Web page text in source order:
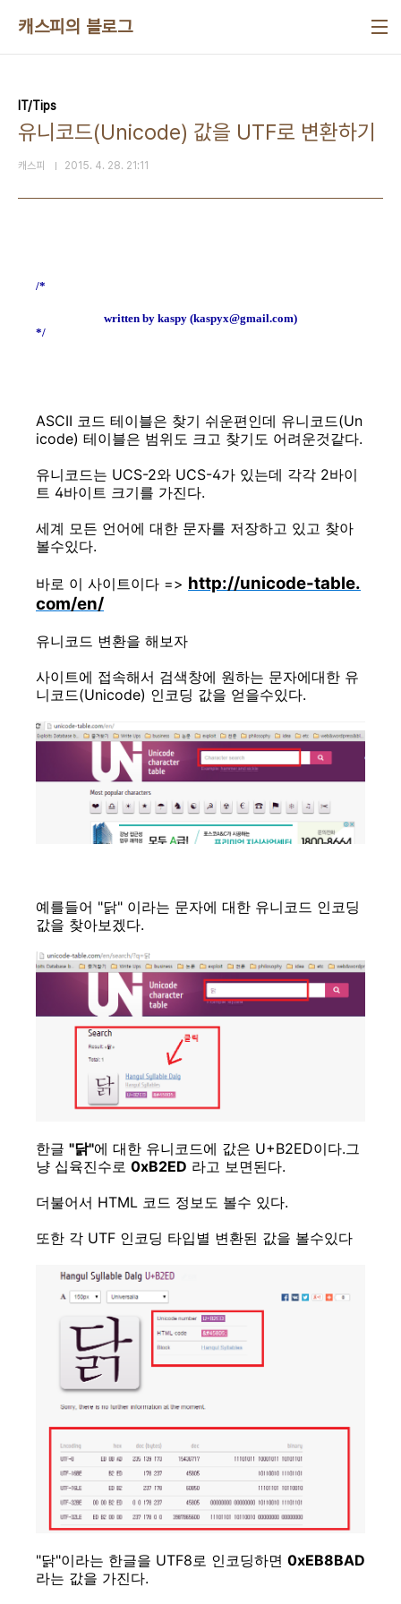
캐스피의 블로그
IT/Tips
유니코드(Unicode) 값을 UTF로 변환하기
캐스피 2015. 4. 28. 21:11
/*
written by kaspy (kaspyx@gmail.com)
*/
ASCII 코드 테이블은 찾기 쉬운편인데 유니코드(Un
icode) 테이블은 범위도 크고 찾기도 어려운것같다.
유니코드는 UCS-2와 UCS-4가 있는데 각각 2바이
트 4바이트 크기를 가진다.
세계 모든 언어에 대한 문자를 저장하고 있고 찾아
볼수있다.
바로 이 사이트이다 => http://unicode-table.
com/en/
유니코드 변환을 해보자
사이트에 접속해서 검색창에 원하는 문자에대한 유
니코드(Unicode) 인코딩 값을 얻을수있다.
예를들어 "닭" 이라는 문자에 대한 유니코드 인코딩
값을 찾아보겠다.
한글 "닭"에 대한 유니코드에 값은 U+B2ED이다.그
냥 십육진수로 0xB2ED 라고 보면된다.
더불어서 HTML 코드 정보도 볼수 있다.
또한 각 UTF 인코딩 타입별 변환된 값을 볼수있다
"닭"이라는 한글을 UTF8로 인코딩하면 0xEB8BAD
라는 값을 가진다.